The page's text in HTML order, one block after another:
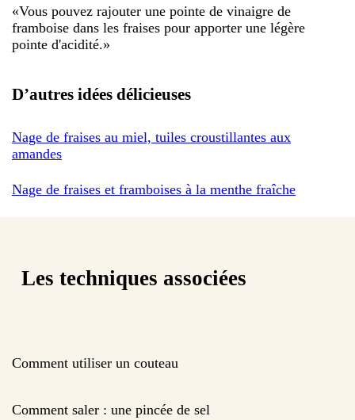
«Vous pouvez rajouter une pointe de vinaigre de
framboise dans les fraises pour apporter une légère
pointe d'acidité.»
D’autres idées délicieuses
Nage de fraises au miel, tuiles croustillantes aux
amandes
Nage de fraises et framboises à la menthe fraîche
Les techniques associées
Comment utiliser un couteau
Comment saler : une pincée de sel